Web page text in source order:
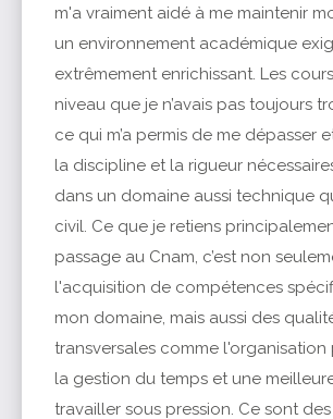
m'a vraiment aidé à me maintenir
un environnement académique
extrêmement enrichissant. Les
niveau que je n’avais pas toujours
ce qui m’a permis de me dépasser
la discipline et la rigueur
dans un domaine aussi technique
civil. Ce que je retiens
passage au Cnam, c’est non
l'acquisition de compétences
mon domaine, mais aussi des
transversales comme l'organisation
la gestion du temps et une
travailler sous pression. Ce sont des